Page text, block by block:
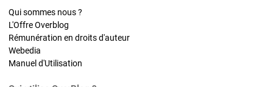
Qui sommes nous ?
L'Offre Overblog
Rémunération en droits d'auteur
Webedia
Manuel d'Utilisation